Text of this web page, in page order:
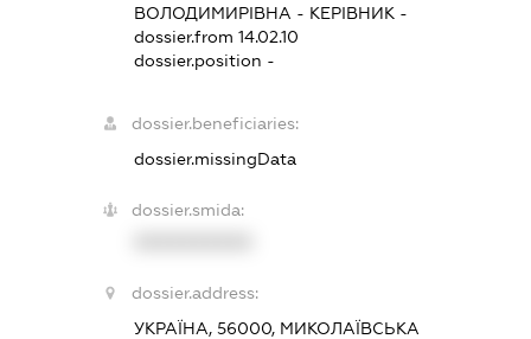
ВОЛОДИМИРІВНА - КЕРІВНИК -
dossier.from 14.02.10
dossier.position -
dossier.beneficiaries:
dossier.missingData
dossier.smida:
dossier.address:
УКРАЇНА, 56000, МИКОЛАЇВСЬКА